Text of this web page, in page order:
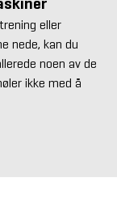
eller
nede, kan du
noen av de
ikke med å